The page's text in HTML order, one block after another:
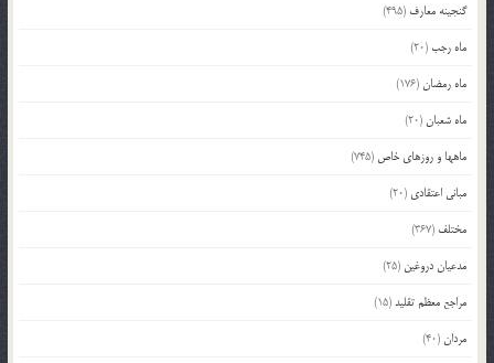
گنجینه معارف (495)
ماه رجب(20)
ماه رمضان(176)
ماه شعبان(20)
ماهها و روزهای خاص (745)
مبانی اعتقادی (20)
مختلف (367)
مدعیان دروغین (25)
مراجع معظم تقلید(15)
مردان(40)